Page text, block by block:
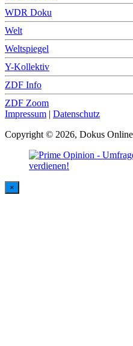
WDR Doku
Welt
Weltspiegel
Y-Kollektiv
ZDF Info
ZDF Zoom
Impressum | Datenschutz
Copyright © 2026, Dokus
×